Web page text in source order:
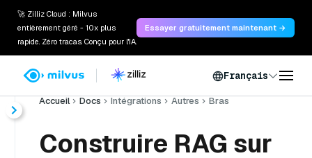
🚀 Zilliz Cloud : Milvus
entièrement géré - 10x plus
rapide. Zéro tracas. Conçu pour l'IA.
Essayer gratuitement maintenant →
Français
Accueil Docs Intégrations Autres Bras
Construire RAG sur